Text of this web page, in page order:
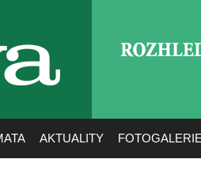
AKTUALITY